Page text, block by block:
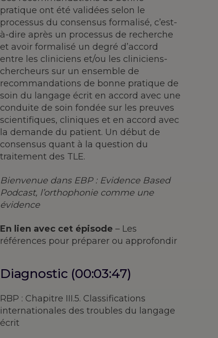
pratique ont été validées selon le
processus du consensus formalisé, c’est-
à-dire après un processus de recherche
et avoir formalisé un degré d’accord
entre les cliniciens et/ou les cliniciens-
chercheurs sur un ensemble de
recommandations de bonne pratique de
soin du langage écrit en accord avec une
conduite de soin fondée sur les preuves
scientifiques, cliniques et en accord avec
la demande du patient. Un début de
consensus quant à la question du
traitement des TLE.
Bienvenue dans EBP : Evidence Based
Podcast, l’orthophonie comme une
évidence
En lien avec cet épisode – Les
références pour préparer ou approfondir
Diagnostic (00:03:47)
RBP : Chapitre III.5. Classifications
internationales des troubles du langage
écrit